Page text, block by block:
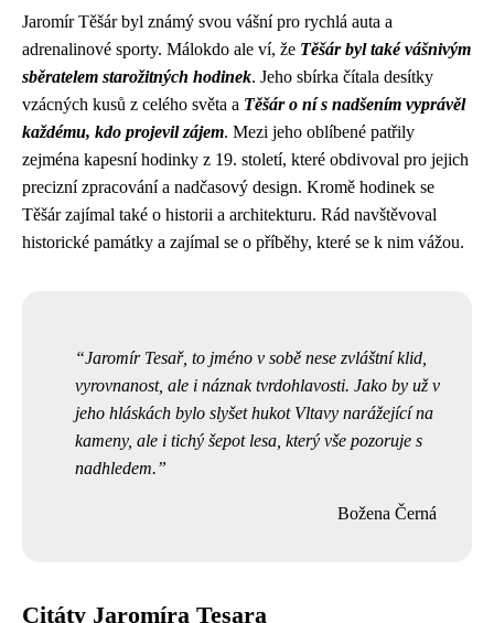
Jaromír Těšár byl známý svou vášní pro rychlá auta a
adrenalinové sporty. Málokdo ale ví, že Těšár byl také vášnivým
sběratelem starožitných hodinek. Jeho sbírka čítala desítky
vzácných kusů z celého světa a Těšár o ní s nadšením vyprávěl
každému, kdo projevil zájem. Mezi jeho oblíbené patřily
zejména kapesní hodinky z 19. století, které obdivoval pro jejich
precizní zpracování a nadčasový design. Kromě hodinek se
Těšár zajímal také o historii a architekturu. Rád navštěvoval
historické památky a zajímal se o příběhy, které se k nim vážou.
Jaromír Tesař, to jméno v sobě nese zvláštní klid,
vyrovnanost, ale i náznak tvrdohlavosti. Jako by už v
jeho hláskách bylo slyšet hukot Vltavy narážející na
kameny, ale i tichý šepot lesa, který vše pozoruje s
nadhledem.
Božena Černá
Citáty Jaromíra Tesara